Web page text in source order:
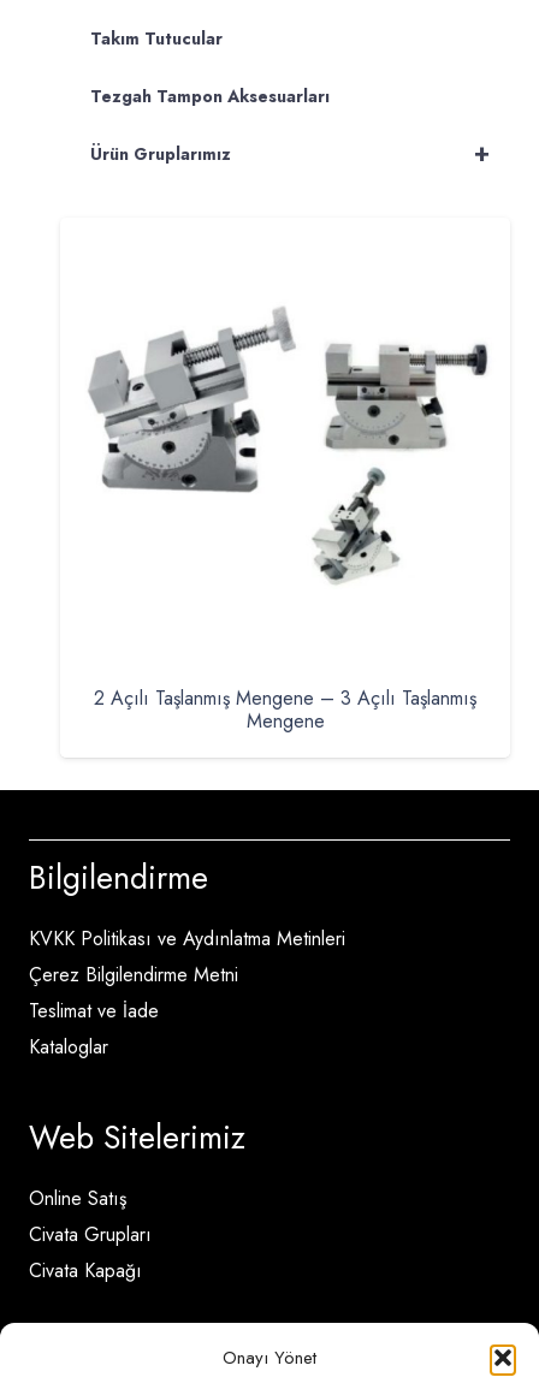
Onayı Yönet
Takım Tutucular
Tezgah Tampon Aksesuarları
+
Ürün Gruplarımız
2 Açılı Taşlanmış Mengene – 3 Açılı Taşlanmış
Mengene
Bilgilendirme
KVKK Politikası ve Aydınlatma Metinleri
Çerez Bilgilendirme Metni
Teslimat ve İade
Kataloglar
Web Sitelerimiz
Online Satış
Civata Grupları
Civata Kapağı
İletişim Detayları